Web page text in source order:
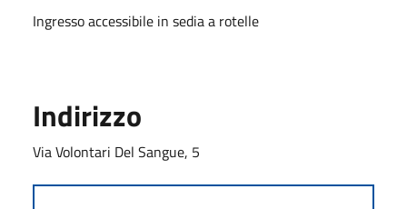
Ingresso accessibile in sedia a rotelle
Indirizzo
Via Volontari Del Sangue, 5